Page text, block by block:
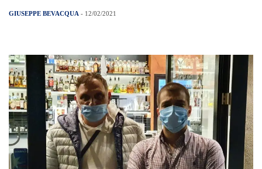
GIUSEPPE BEVACQUA - 12/02/2021